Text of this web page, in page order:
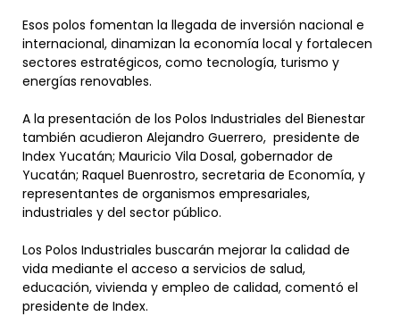
Esos polos fomentan la llegada de inversión nacional e
internacional, dinamizan la economía local y fortalecen
sectores estratégicos, como tecnología, turismo y
energías renovables.
A la presentación de los Polos Industriales del Bienestar
también acudieron Alejandro Guerrero, presidente de
Index Yucatán; Mauricio Vila Dosal, gobernador de
Yucatán; Raquel Buenrostro, secretaria de Economía, y
representantes de organismos empresariales,
industriales y del sector público.
Los Polos Industriales buscarán mejorar la calidad de
vida mediante el acceso a servicios de salud,
educación, vivienda y empleo de calidad, comentó el
presidente de Index.